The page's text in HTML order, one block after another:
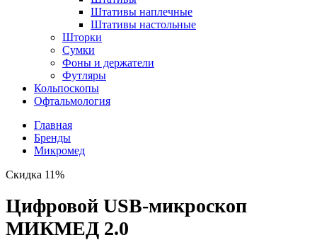
Штативы наплечные
Штативы настольные
Шторки
Сумки
Фоны и держатели
Футляры
Кольпоскопы
Офтальмология
Главная
Бренды
Микромед
Скидка 11%
Цифровой USB-микроскоп
МИКМЕД 2.0